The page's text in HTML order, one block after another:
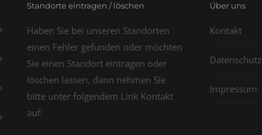
Standorte eintragen / löschen
Haben Sie bei unseren Standorten
einen Fehler gefunden oder möchten
Sie einen Standort eintragen oder
löschen lassen, dann nehmen Sie
bitte unter folgendem Link Kontakt
auf:
Über uns
Kontakt
Datenschutz
Impressum